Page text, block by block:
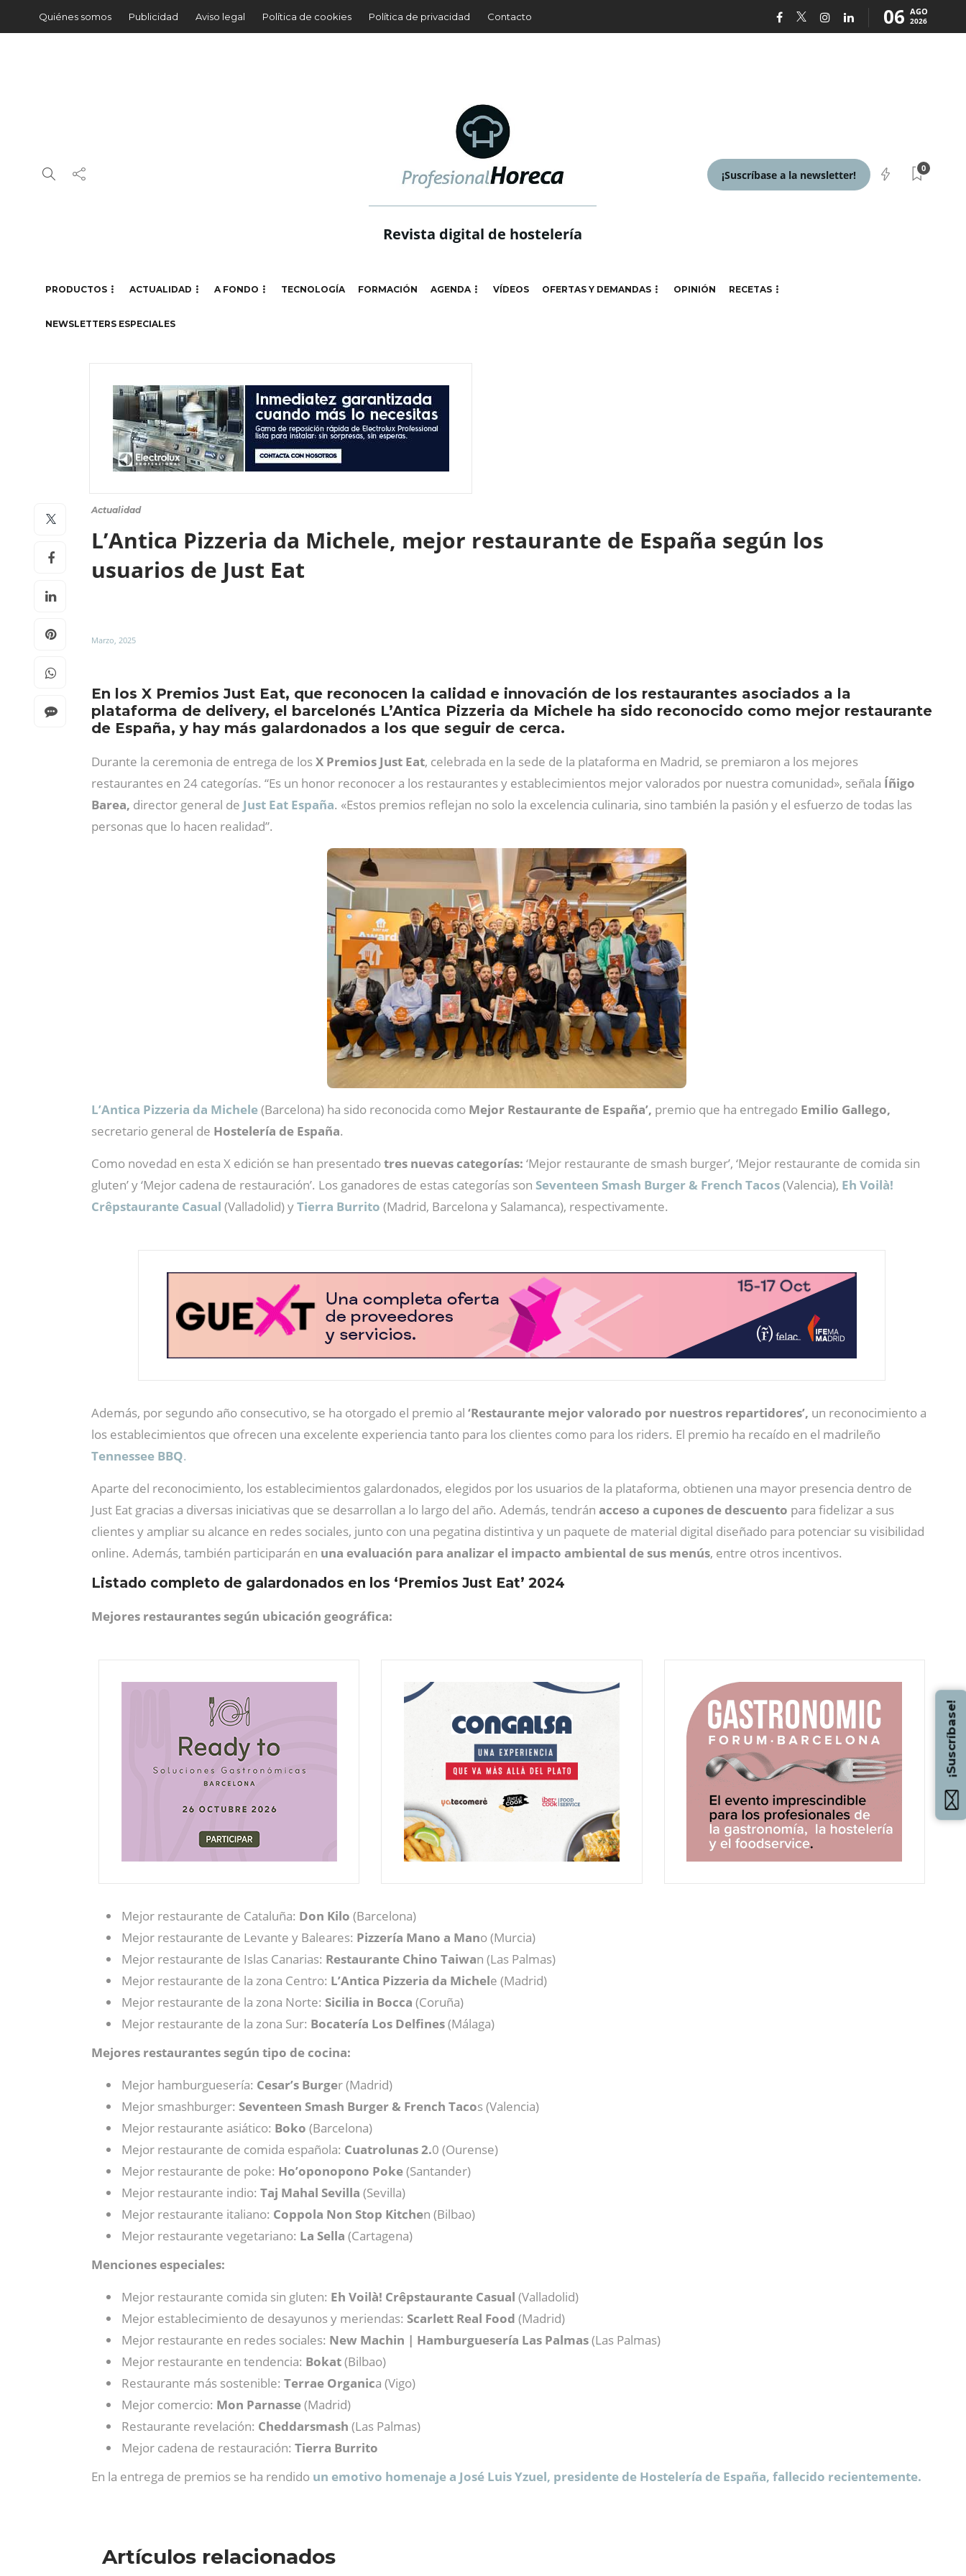
Quiénes somos Publicidad Aviso legal Política de cookies Política de privacidad Contacto 06 AGO
2026
Revista digital de hostelería
¡Suscríbase a la newsletter!
0
PRODUCTOS ACTUALIDAD A FONDO TECNOLOGÍA FORMACIÓN AGENDA VÍDEOS OFERTAS Y DEMANDAS OPINIÓN RECETAS
NEWSLETTERS ESPECIALES
Actualidad
L’Antica Pizzeria da Michele, mejor restaurante de España según los
usuarios de Just Eat
Marzo, 2025
En los X Premios Just Eat, que reconocen la calidad e innovación de los restaurantes asociados a la
plataforma de delivery, el barcelonés L’Antica Pizzeria da Michele ha sido reconocido como mejor restaurante
de España, y hay más galardonados a los que seguir de cerca.
Durante la ceremonia de entrega de losX Premios Just Eat, celebrada en la sede de la plataforma en Madrid, se premiaron a los mejores
restaurantes en 24 categorías. “Es un honor reconocer a los restaurantes y establecimientos mejor valorados por nuestra comunidad», señala Íñigo
Barea, director general de Just Eat España. «Estos premios reflejan no solo la excelencia culinaria, sino también la pasión y el esfuerzo de todas las
personas que lo hacen realidad”.
LʼAntica Pizzeria da Michele(Barcelona) ha sido reconocida como Mejor Restaurante de Españaʼ, premio que ha entregado Emilio Gallego,
secretario general de Hostelería de España.
Como novedad en esta X edición se han presentadotres nuevas categorías: ‘Mejor restaurante de smash burger’, ‘Mejor restaurante de comida sin
gluten’ y ‘Mejor cadena de restauración’. Los ganadores de estas categorías son Seventeen Smash Burger & French Tacos(Valencia), Eh Voilà!
Crêpstaurante Casual (Valladolid) yTierra Burrito (Madrid, Barcelona y Salamanca), respectivamente.
Además, por segundo año consecutivo, se ha otorgado el premio al ‘Restaurante mejor valorado por nuestros repartidores’, un reconocimiento a
los establecimientos que ofrecen una excelente experiencia tanto para los clientes como para los riders. El premio ha recaído en el madrileño
Tennessee BBQ.
Aparte del reconocimiento, los establecimientos galardonados, elegidos por los usuarios de la plataforma, obtienen una mayor presencia dentro de
Just Eat gracias a diversas iniciativas que se desarrollan a lo largo del año. Además, tendrán acceso a cupones de descuento para fidelizar a sus
clientes y ampliar su alcance en redes sociales, junto con una pegatina distintiva y un paquete de material digital diseñado para potenciar su visibilidad
online. Además, también participarán en una evaluación para analizar el impacto ambiental de sus menús, entre otros incentivos.
Listado completo de galardonados en los ‘Premios Just Eat’ 2024
Mejores restaurantes según ubicación geográfica:
Mejor restaurante de Cataluña: Don Kilo (Barcelona)
Mejor restaurante de Levante y Baleares: Pizzería Mano a Mano (Murcia)
Mejor restaurante de Islas Canarias: Restaurante Chino Taiwan (Las Palmas)
Mejor restaurante de la zona Centro: L’Antica Pizzeria da Michele (Madrid)
Mejor restaurante de la zona Norte: Sicilia in Bocca (Coruña)
Mejor restaurante de la zona Sur: Bocatería Los Delfines(Málaga)
Mejores restaurantes según tipo de cocina:
Mejor hamburguesería: Cesar’s Burger (Madrid)
Mejor smashburger: Seventeen Smash Burger & French Tacos (Valencia)
Mejor restaurante asiático: Boko (Barcelona)
Mejor restaurante de comida española: Cuatrolunas 2.0 (Ourense)
Mejor restaurante de poke: Ho’oponopono Poke(Santander)
Mejor restaurante indio: Taj Mahal Sevilla (Sevilla)
Mejor restaurante italiano: Coppola Non Stop Kitchen (Bilbao)
Mejor restaurante vegetariano: La Sella (Cartagena)
Menciones especiales:
Mejor restaurante comida sin gluten: Eh Voilà! Crêpstaurante Casual (Valladolid)
Mejor establecimiento de desayunos y meriendas: Scarlett Real Food (Madrid)
Mejor restaurante en redes sociales: New Machin | Hamburguesería Las Palmas(Las Palmas)
Mejor restaurante en tendencia: Bokat(Bilbao)
Restaurante más sostenible: Terrae Organica (Vigo)
Mejor comercio: Mon Parnasse(Madrid)
Restaurante revelación: Cheddarsmash (Las Palmas)
Mejor cadena de restauración: Tierra Burrito
En la entrega de premios se ha rendido un emotivo homenaje a José Luis Yzuel, presidente de Hostelería de España, fallecido recientemente.
Artículos relacionados
¡Suscríbase!